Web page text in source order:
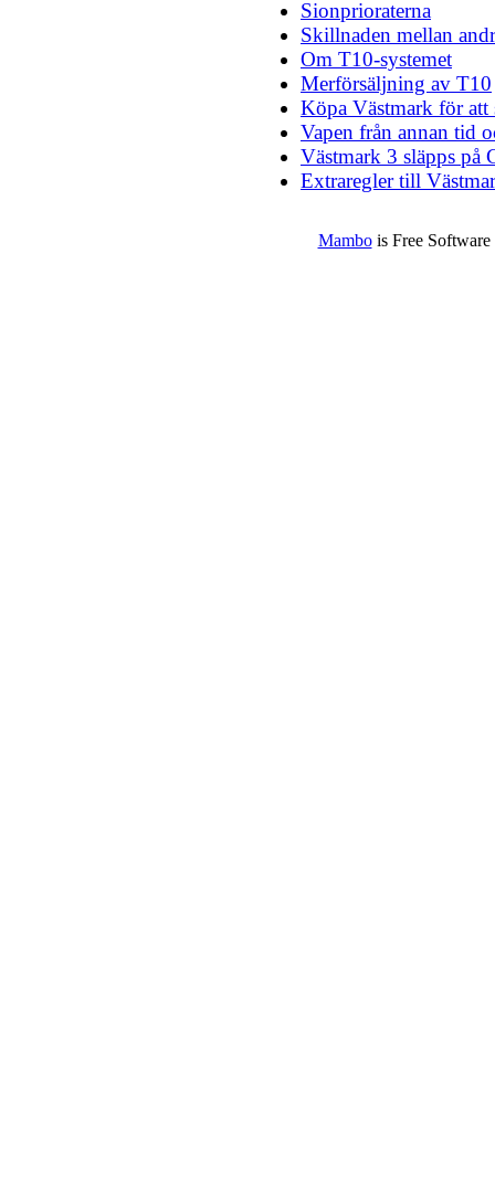
Sionprioraterna
Skillnaden mellan
Om T10-systemet
Merförsäljning av T10
Köpa Västmark för att
Vapen från annan tid
Västmark 3 släpps på
Extraregler till
Mambois Free Software